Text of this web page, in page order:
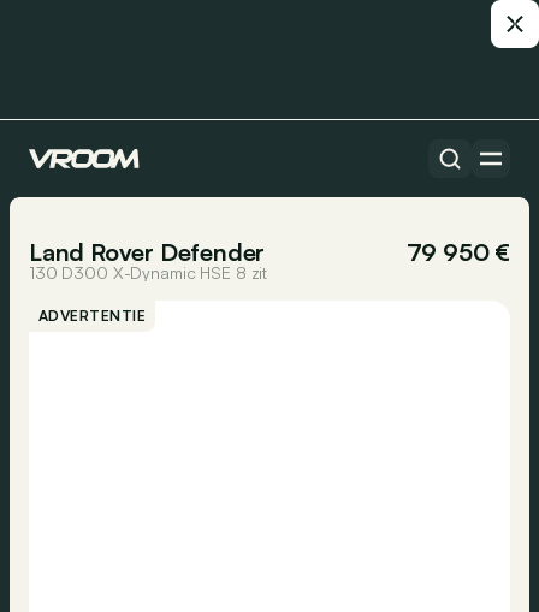
Alle auto’s
Land Rover Defender 79 950 €
130 D300 X-Dynamic HSE 8 zit
ADVERTENTIE